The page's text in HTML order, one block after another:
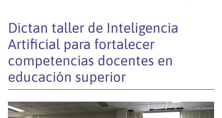
Dictan taller de Inteligencia
Artificial para fortalecer
competencias docentes en
educación superior